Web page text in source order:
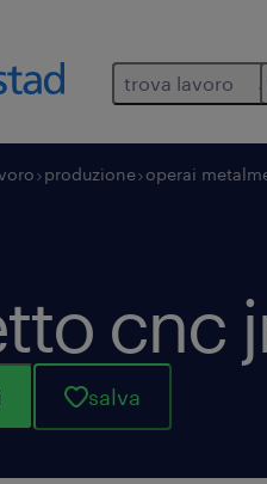
trova lavoro
produzione operai
cnc
salva